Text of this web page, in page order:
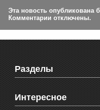
Эта новость опубликована
Комментарии отключены.
Разделы
Новости Феодосии
Новости Крыма
Интересное